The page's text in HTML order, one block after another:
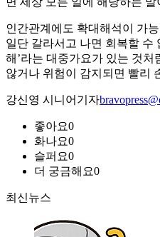
인간관계에도 확대해석이 가
일단 갈라서고 나면 회복할 수
해’라는 대중가요가 있는 것처
않거나 위험이 감지되면 빨리
강신영 시니어기자
좋아요0
화나요0
슬퍼요0
더 궁금해요0
최신뉴스